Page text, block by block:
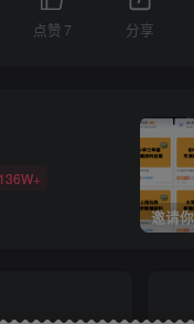
点赞 7 分享
136W+